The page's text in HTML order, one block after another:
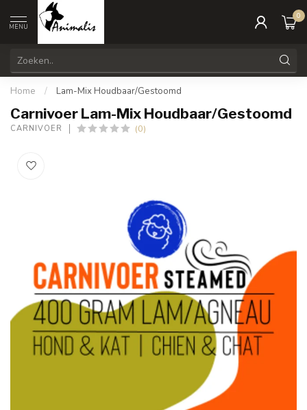
MENU
0
Home / Lam-Mix Houdbaar/Gestoomd
Carnivoer Lam-Mix Houdbaar/Gestoomd
CARNIVOER (0)